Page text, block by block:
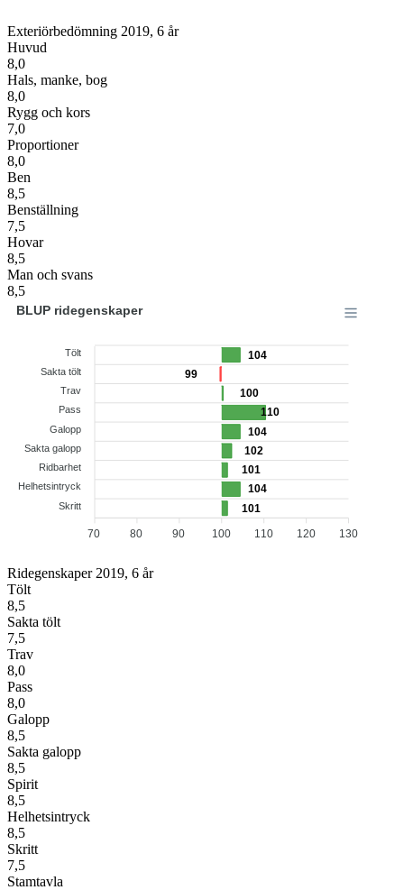
Exteriörbedömning 2019, 6 år
Huvud
8,0
Hals, manke, bog
8,0
Rygg och kors
7,0
Proportioner
8,0
Ben
8,5
Benställning
7,5
Hovar
8,5
Man och svans
8,5
104
99
100
110
104
102
101
104
101
Tölt
Sakta tölt
Trav
Pass
Galopp
Sakta galopp
Ridbarhet
Helhetsintryck
Skritt
130
120
110
100
90
80
70
BLUP ridegenskaper
Ridegenskaper 2019, 6 år
Tölt
8,5
Sakta tölt
7,5
Trav
8,0
Pass
8,0
Galopp
8,5
Sakta galopp
8,5
Spirit
8,5
Helhetsintryck
8,5
Skritt
7,5
Stamtavla